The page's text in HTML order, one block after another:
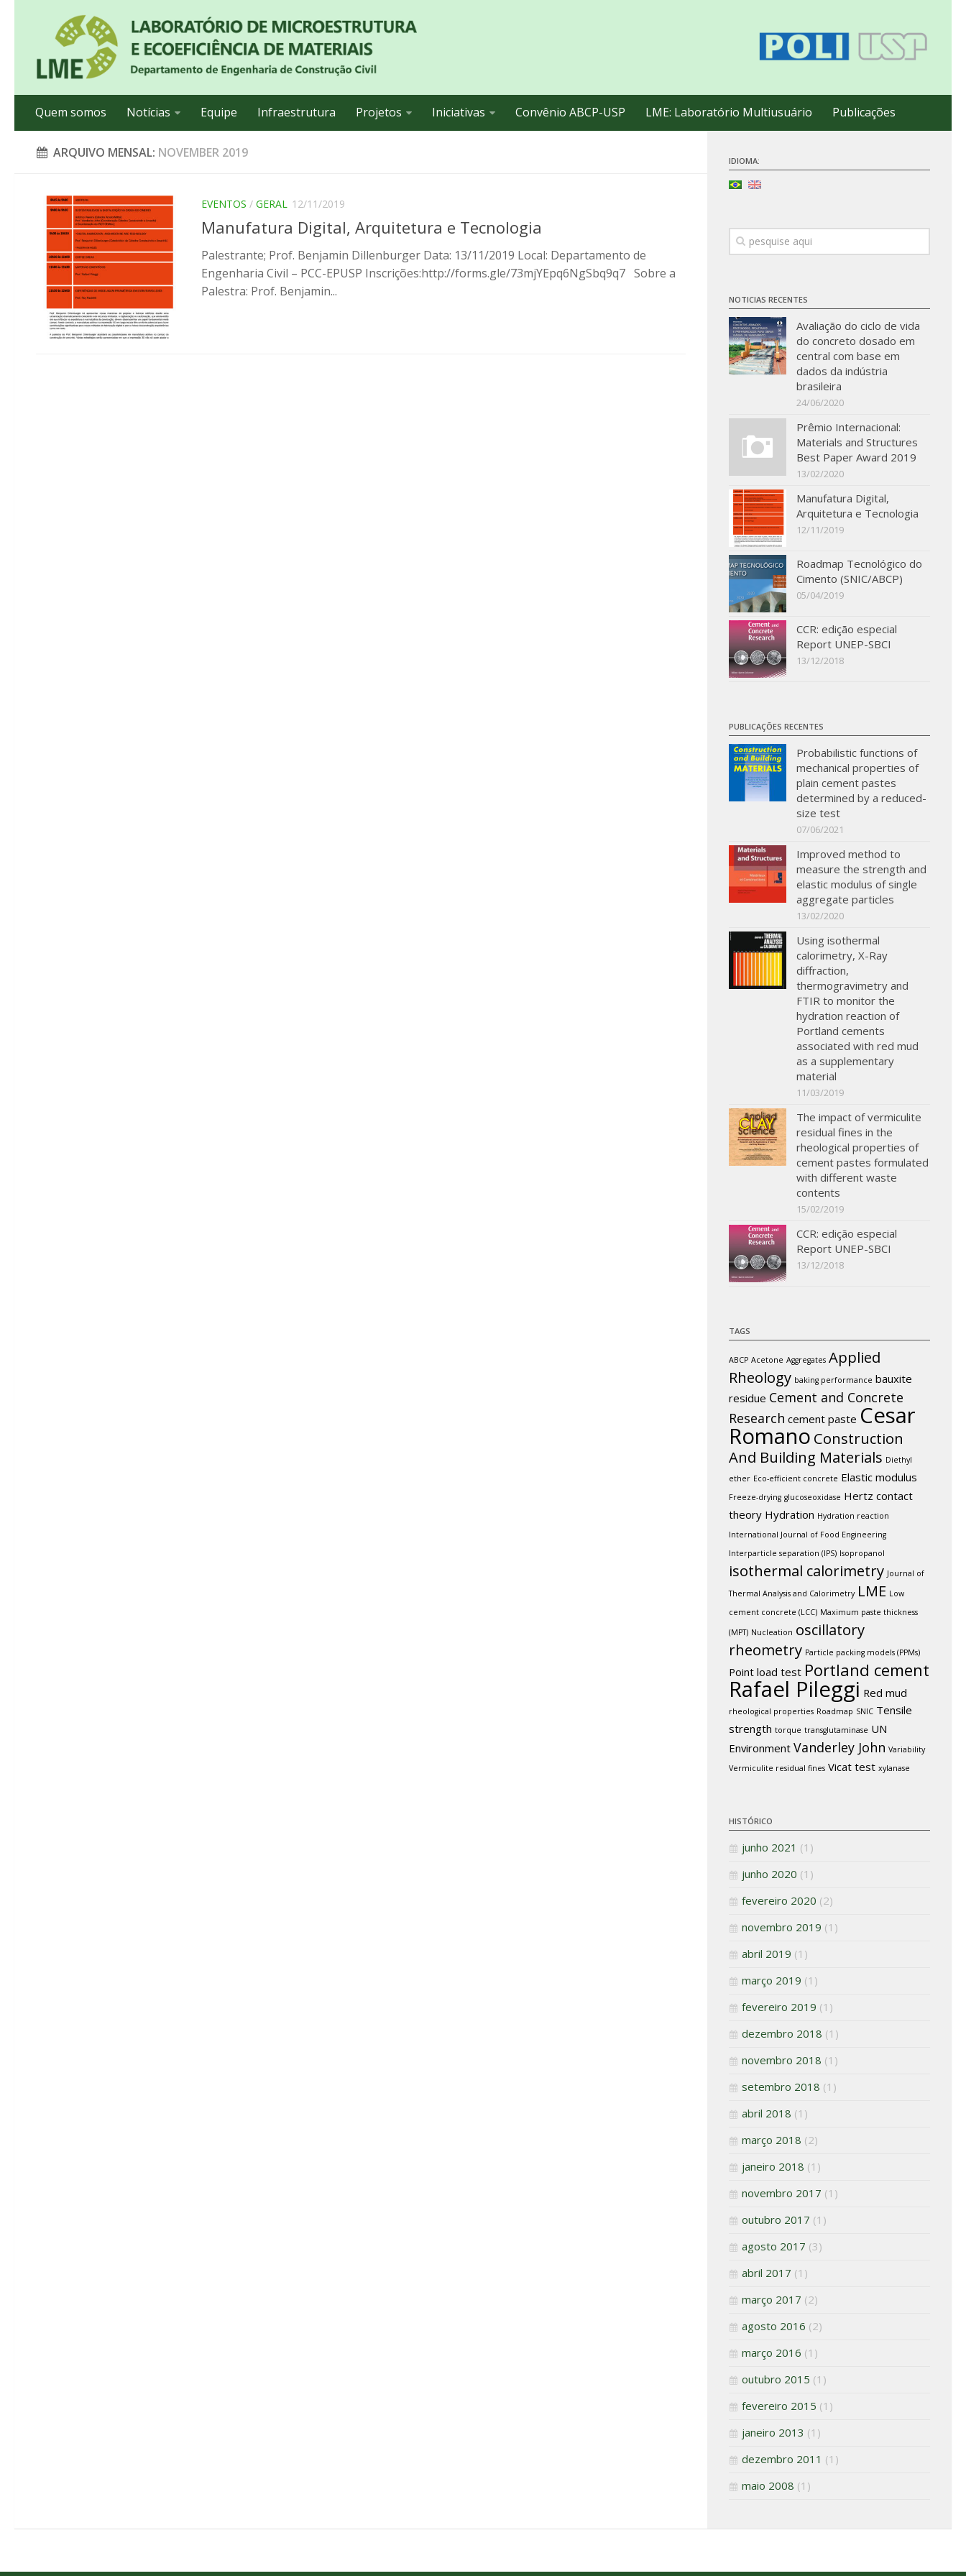
Quem somos Notícias Equipe Infraestrutura Projetos Iniciativas Convênio ABCP-USP LME: Laboratório Multiusuário Publicações
ARQUIVO MENSAL: NOVEMBER 2019
EVENTOS / GERAL 12/11/2019
Manufatura Digital, Arquitetura e Tecnologia
Palestrante; Prof. Benjamin Dillenburger Data: 13/11/2019 Local: Departamento de
Engenharia Civil – PCC-EPUSP Inscrições:http://forms.gle/73mjYEpq6NgSbq9q7 Sobre a
Palestra: Prof. Benjamin...
IDIOMA:
NOTICIAS RECENTES
Avaliação do ciclo de vida
do concreto dosado em
central com base em
dados da indústria
brasileira
24/06/2020
Prêmio Internacional:
Materials and Structures
Best Paper Award 2019
13/02/2020
Manufatura Digital,
Arquitetura e Tecnologia
12/11/2019
Roadmap Tecnológico do
Cimento (SNIC/ABCP)
05/04/2019
CCR: edição especial
Report UNEP-SBCI
13/12/2018
PUBLICAÇÕES RECENTES
Probabilistic functions of
mechanical properties of
plain cement pastes
determined by a reduced-
size test
07/06/2021
Improved method to
measure the strength and
elastic modulus of single
aggregate particles
13/02/2020
Using isothermal
calorimetry, X-Ray
diffraction,
thermogravimetry and
FTIR to monitor the
hydration reaction of
Portland cements
associated with red mud
as a supplementary
material
11/03/2019
The impact of vermiculite
residual fines in the
rheological properties of
cement pastes formulated
with different waste
contents
15/02/2019
CCR: edição especial
Report UNEP-SBCI
13/12/2018
TAGS
ABCP Acetone Aggregates Applied
Rheology baking performance bauxite
residue Cement and Concrete
Research cement paste Cesar
Romano Construction
And Building Materials Diethyl
ether Eco-efficient concrete Elastic modulus
Freeze-drying glucoseoxidase Hertz contact
theory Hydration Hydration reaction
International Journal of Food Engineering
Interparticle separation (IPS) Isopropanol
isothermal calorimetry Journal of
Thermal Analysis and Calorimetry LME Low
cement concrete (LCC) Maximum paste thickness
(MPT) Nucleation oscillatory
rheometry Particle packing models (PPMs)
Point load test Portland cement
Rafael Pileggi Red mud
rheological properties Roadmap SNIC Tensile
strength torque transglutaminase UN
Environment Vanderley John Variability
Vermiculite residual fines Vicat test xylanase
HISTÓRICO
junho 2021 (1)
junho 2020 (1)
fevereiro 2020 (2)
novembro 2019 (1)
abril 2019 (1)
março 2019 (1)
fevereiro 2019 (1)
dezembro 2018 (1)
novembro 2018 (1)
setembro 2018 (1)
abril 2018 (1)
março 2018 (2)
janeiro 2018 (1)
novembro 2017 (1)
outubro 2017 (1)
agosto 2017 (3)
abril 2017 (1)
março 2017 (2)
agosto 2016 (2)
março 2016 (1)
outubro 2015 (1)
fevereiro 2015 (1)
janeiro 2013 (1)
dezembro 2011 (1)
maio 2008 (1)